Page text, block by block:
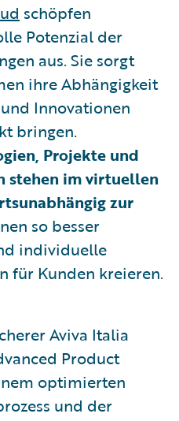
schöpfen
Potenzial der
aus. Sie sorgt
ihre Abhängigkeit
Innovationen
bringen.
Projekte und
stehen im virtuellen
zur
so besser
individuelle
für Kunden kreieren.
Aviva Italia
Product
optimierten
und der